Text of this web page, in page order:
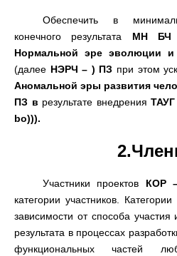
Обеспечить в
конечного результата
МН
Нормальной эре эволюции и
(далее НЭРЧ – ) ПЗ при этом
Аномальной эры развития
ПЗ в результате внедрения
bo))).
2.
Участники проектов КОР
категории участников
Категории
зависимости от способа участия
результата в процессах
функциональных частей